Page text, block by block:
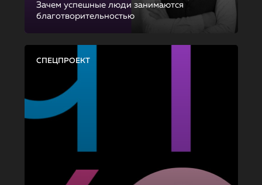
Зачем успешные люди занимаются
благотворительностью
СПЕЦПРОЕКТ